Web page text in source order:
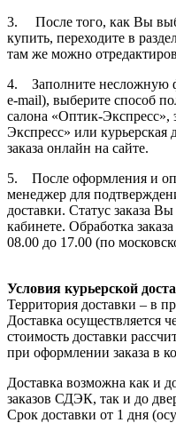
3. После того, как Вы
купить, переходите в
там же можно
4. Заполните несложную
e-mail), выберите способ
салона «Оптик-Экспресс»,
Экспресс» или курьерская
заказа онлайн на сайте.
5. После оформления и
менеджер для
доставки. Статус заказа
кабинете. Обработка
08.00 до 17.00 (по
Условия курьерской
Территория доставки – в
Доставка осуществляется
стоимость доставки
при оформлении заказа в
Доставка возможна как и
заказов СДЭК, так и до
Срок доставки от 1 дня